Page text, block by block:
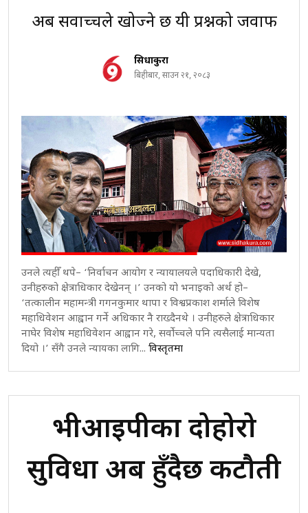
अब सर्वोच्चले खोज्ने छ यी प्रश्नको जवाफ
सिधाकुरा
बिहीबार, साउन २१, २०८३
उनले त्यहीँ थपे– ‘निर्वाचन आयोग र न्यायालयले पदाधिकारी देखे,
उनीहरुको क्षेत्राधिकार देखेनन् ।’ उनको यो भनाइको अर्थ हो–
‘तत्कालीन महामन्त्री गगनकुमार थापा र विश्वप्रकाश शर्माले विशेष
महाधिवेशन आह्वान गर्ने अधिकार नै राख्दैनथे । उनीहरुले क्षेत्राधिकार
नाघेर विशेष महाधिवेशन आह्वान गरे, सर्वोच्चले पनि त्यसैलाई मान्यता
दियो ।’ सँगै उनले न्यायका लागि... विस्तृतमा
भीआईपीका दोहोरो
सुविधा अब हुँदैछ कटौती